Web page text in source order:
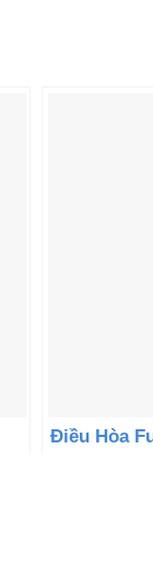
Điều Hòa